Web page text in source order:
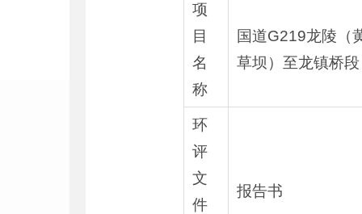
项
目
名
称
国道G219龙陵（
草坝）至龙镇桥段
环
评
文
件
报告书